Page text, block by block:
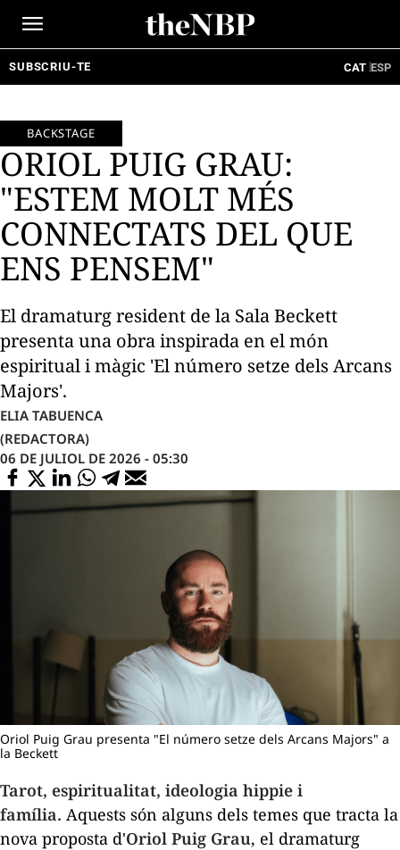
SUBSCRIU-TE CAT ESP
BACKSTAGE
ORIOL PUIG GRAU:
"ESTEM MOLT MÉS
CONNECTATS DEL QUE
ENS PENSEM"
El dramaturg resident de la Sala Beckett
presenta una obra inspirada en el món
espiritual i màgic 'El número setze dels Arcans
Majors'.
ELIA TABUENCA
(REDACTORA)
06 DE JULIOL DE 2026 - 05:30
Oriol Puig Grau presenta "El número setze dels Arcans Majors" a
la Beckett
Tarot, espiritualitat, ideologia hippie i
família. Aquests són alguns dels temes que tracta la
nova proposta d'Oriol Puig Grau, el dramaturg